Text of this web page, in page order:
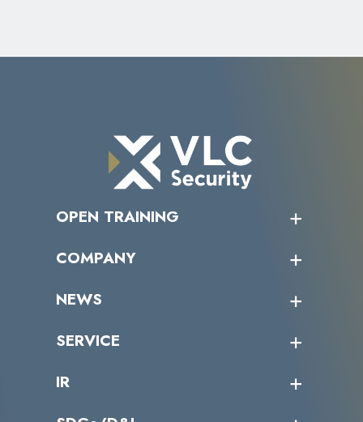
OPEN TRAINING
受講者の声
COMPANY
トップメッセージ
ミッション／ビジョン
パートナー企業一覧
NEWS
サイバーニュース
SERVICE
カテゴリー別サービス一覧
IR